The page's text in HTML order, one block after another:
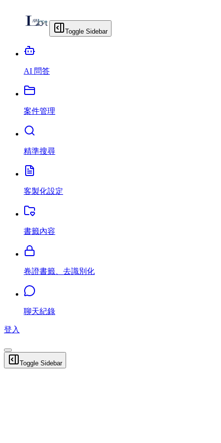
Toggle Sidebar
AI 問答
案件管理
精準搜尋
客製化設定
書籤內容
卷證書籤、去識別化
聊天紀錄
登入
Toggle Sidebar